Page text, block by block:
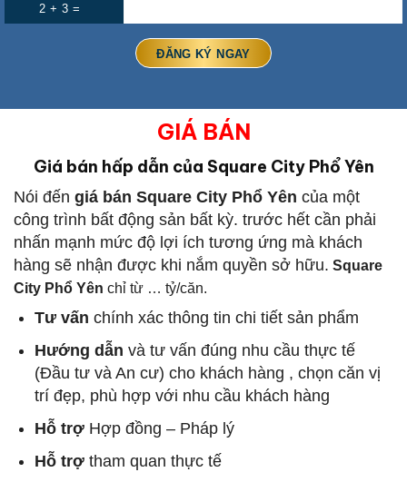
2 + 3 =
GIÁ BÁN
Giá bán hấp dẫn của Square City Phổ Yên
Nói đến giá bán Square City Phổ Yên của một
công trình bất động sản bất kỳ. trước hết cần phải
nhấn mạnh mức độ lợi ích tương ứng mà khách
hàng sẽ nhận được khi nắm quyền sở hữu. Square
City Phổ Yên chỉ từ … tỷ/căn.
Tư vấn chính xác thông tin chi tiết sản phẩm
Hướng dẫn và tư vấn đúng nhu cầu thực tế
(Đầu tư và An cư) cho khách hàng , chọn căn vị
trí đẹp, phù hợp với nhu cầu khách hàng
Hỗ trợ Hợp đồng – Pháp lý
Hỗ trợtham quan thực tế